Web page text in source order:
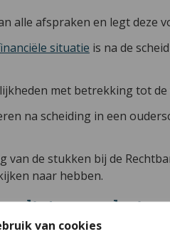
van cookies
alle afspraken en legt deze
situatie is na de
met betrekking tot de
na scheiding in een
de stukken bij de
naar hebben.
aan huis